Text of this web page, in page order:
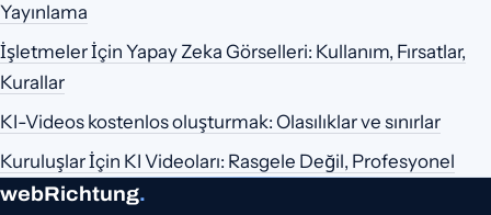
Yayınlama
İşletmeler İçin Yapay Zeka Görselleri: Kullanım, Fırsatlar,
Kurallar
KI-Videos kostenlos oluşturmak: Olasılıklar ve sınırlar
Kuruluşlar İçin KI Videoları: Rasgele Değil, Profesyonel
webRichtung.